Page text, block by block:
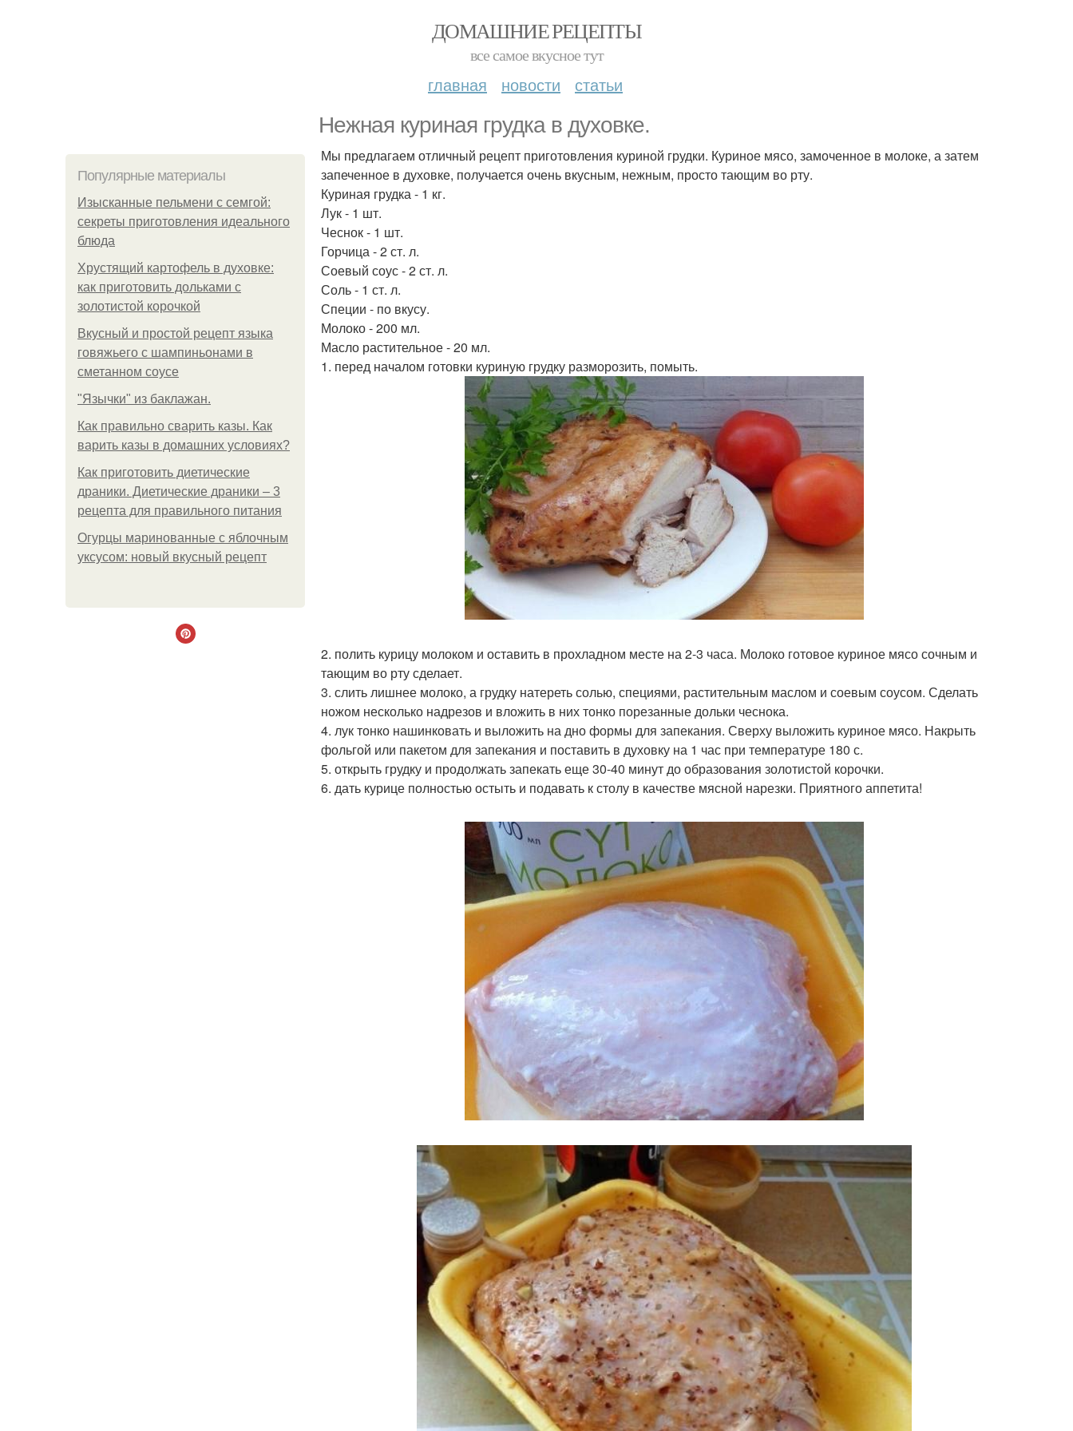
ДОМАШНИЕ РЕЦЕПТЫ
все самое вкусное тут
главная новости статьи
Нежная куриная грудка в духовке.
Популярные материалы
Изысканные пельмени с семгой:
секреты приготовления идеального
блюда
Хрустящий картофель в духовке:
как приготовить дольками с
золотистой корочкой
Вкусный и простой рецепт языка
говяжьего с шампиньонами в
сметанном соусе
"Язычки" из баклажан.
Как правильно сварить казы. Как
варить казы в домашних условиях?
Как приготовить диетические
драники. Диетические драники – 3
рецепта для правильного питания
Огурцы маринованные с яблочным
уксусом: новый вкусный рецепт
Мы предлагаем отличный рецепт приготовления куриной грудки. Куриное мясо, замоченное в молоке, а затем
запеченное в духовке, получается очень вкусным, нежным, просто тающим во рту.
Куриная грудка - 1 кг.
Лук - 1 шт.
Чеснок - 1 шт.
Горчица - 2 ст. л.
Соевый соус - 2 ст. л.
Соль - 1 ст. л.
Специи - по вкусу.
Молоко - 200 мл.
Масло растительное - 20 мл.
1. перед началом готовки куриную грудку разморозить, помыть.
2. полить курицу молоком и оставить в прохладном месте на 2-3 часа. Молоко готовое куриное мясо сочным и
тающим во рту сделает.
3. слить лишнее молоко, а грудку натереть солью, специями, растительным маслом и соевым соусом. Сделать
ножом несколько надрезов и вложить в них тонко порезанные дольки чеснока.
4. лук тонко нашинковать и выложить на дно формы для запекания. Сверху выложить куриное мясо. Накрыть
фольгой или пакетом для запекания и поставить в духовку на 1 час при температуре 180 с.
5. открыть грудку и продолжать запекать еще 30-40 минут до образования золотистой корочки.
6. дать курице полностью остыть и подавать к столу в качестве мясной нарезки. Приятного аппетита!